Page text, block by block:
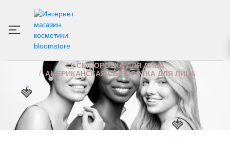
АМЕРИКАНСКАЯ СЫВОРОТКА ДЛЯ ЛИЦА
СЫВОРОТКА ДЛЯ ЛИЦА
АМЕРИКАНСКАЯ СЫВОРОТКА ДЛЯ ЛИЦА
🍓
🍓